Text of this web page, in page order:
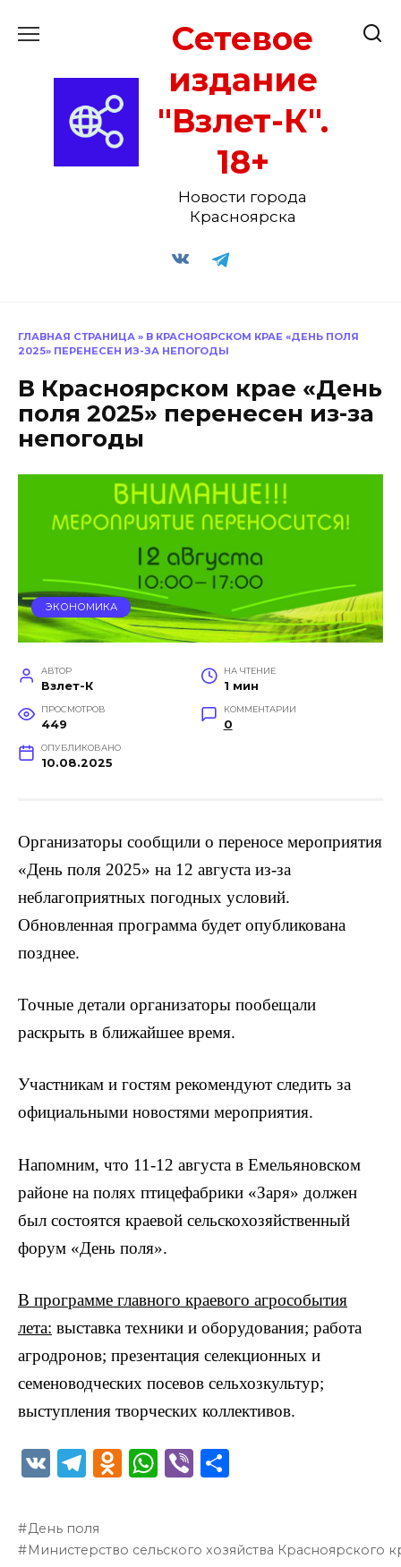
Сетевое
издание
"Взлет-К".
18+
Новости города
Красноярска
ГЛАВНАЯ СТРАНИЦА » В КРАСНОЯРСКОМ КРАЕ «ДЕНЬ ПОЛЯ
2025» ПЕРЕНЕСЕН ИЗ-ЗА НЕПОГОДЫ
В Красноярском крае «День
поля 2025» перенесен из-за
непогоды
ЭКОНОМИКА
АВТОР
Взлет-К
НА ЧТЕНИЕ
1 мин
ПРОСМОТРОВ
449
КОММЕНТАРИИ
0
ОПУБЛИКОВАНО
10.08.2025
Организаторы сообщили о переносе мероприятия
«День поля 2025» на 12 августа из-за
неблагоприятных погодных условий.
Обновленная программа будет опубликована
позднее.
Точные детали организаторы пообещали
раскрыть в ближайшее время.
Участникам и гостям рекомендуют следить за
официальными новостями мероприятия.
Напомним, что 11-12 августа в Емельяновском
районе на полях птицефабрики «Заря» должен
был состоятся краевой сельскохозяйственный
форум «День поля».
В программе главного краевого агрособытия
лета: выставка техники и оборудования; работа
агродронов; презентация селекционных и
семеноводческих посевов сельхозкультур;
выступления творческих коллективов.
V
T
e
g
O
o
W
ts
Vi
р
День поля
Министерство сельского хозяйства Красноярского